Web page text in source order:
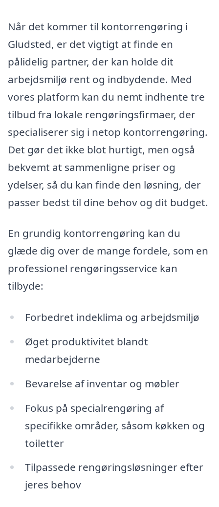
Når det kommer til kontorrengøring i
Gludsted, er det vigtigt at finde en
pålidelig partner, der kan holde dit
arbejdsmiljø rent og indbydende. Med
vores platform kan du nemt indhente tre
tilbud fra lokale rengøringsfirmaer, der
specialiserer sig i netop kontorrengøring.
Det gør det ikke blot hurtigt, men også
bekvemt at sammenligne priser og
ydelser, så du kan finde den løsning, der
passer bedst til dine behov og dit budget.
En grundig kontorrengøring kan du
glæde dig over de mange fordele, som en
professionel rengøringsservice kan
tilbyde:
Forbedret indeklima og arbejdsmiljø
Øget produktivitet blandt
medarbejderne
Bevarelse af inventar og møbler
Fokus på specialrengøring af
specifikke områder, såsom køkken og
toiletter
Tilpassede rengøringsløsninger efter
jeres behov